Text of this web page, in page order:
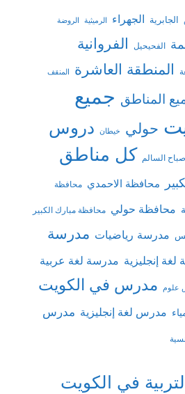
الجابرية الجهراء الرميثية الروضة
الفحيحيل الفروانية
المنطقة العاشرة المنقف
المناطق جميع
حولي خيطان دروس
صباح السالم كل مناطق
محافظة الاحمدي محافظة
محافظة حولي محافظة مبارك الكبير
مدرسة رياضيات مدرسة
إنجليزية مدرسة لغة عربية
علوم مدرس في الكويت
مدرس لغة إنجليزية مدرس
في الكويت